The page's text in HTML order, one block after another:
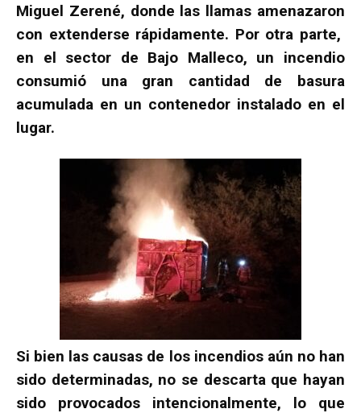
Miguel Zerené, donde las llamas amenazaron
con extenderse rápidamente. Por otra parte,
en el sector de Bajo Malleco, un incendio
consumió una gran cantidad de basura
acumulada en un contenedor instalado en el
lugar.
Si bien las causas de los incendios aún no han
sido determinadas, no se descarta que hayan
sido provocados intencionalmente, lo que